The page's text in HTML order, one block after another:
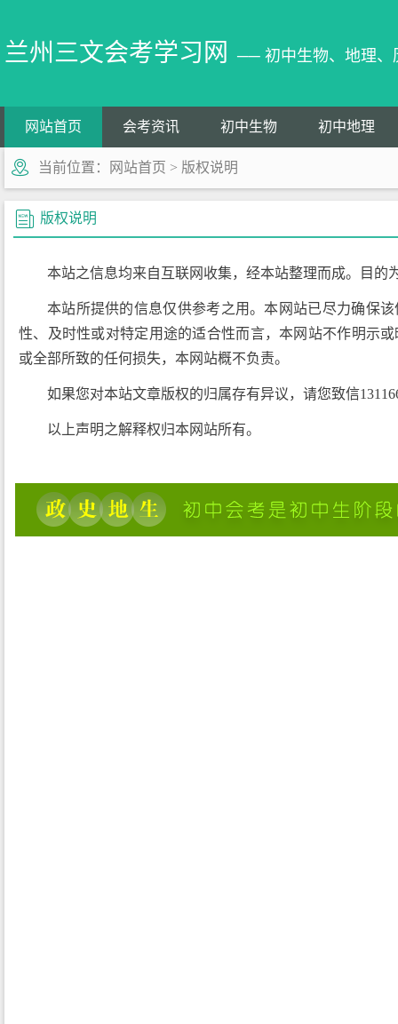
兰州三文会考学习网 ── 初中生物、地理、
网站首页 会考资讯 初中生物 初中地理
当前位置： 网站首页 > 版权说明
版权说明
本站之信息均来自互联网收集，经本站整理而成。目的
本站所提供的信息仅供参考之用。本网站已尽力确保
性、及时性或对特定用途的适合性而言，本网站不作明示
或全部所致的任何损失，本网站概不负责。
如果您对本站文章版权的归属存有异议，请您致信
以上声明之解释权归本网站所有。